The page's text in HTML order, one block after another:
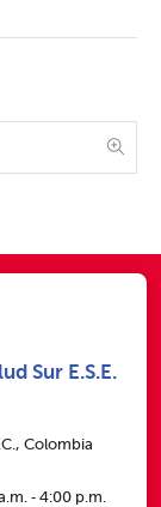
Sur E.S.E.
Colombia
‑ 4:00 p.m.